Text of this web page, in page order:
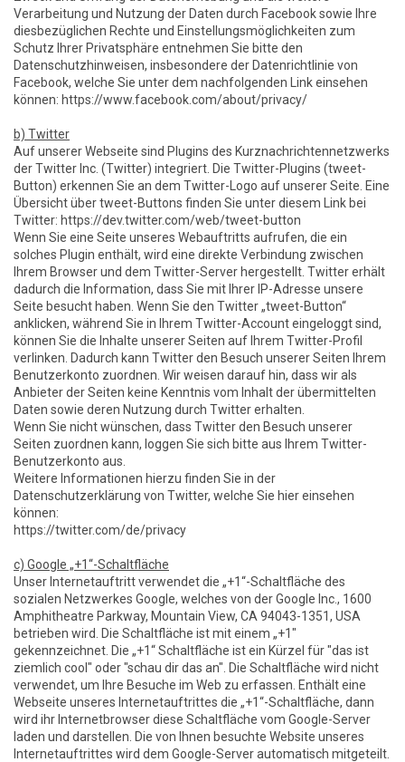
Verarbeitung und Nutzung der Daten durch Facebook sowie Ihre
diesbezüglichen Rechte und Einstellungsmöglichkeiten zum
Schutz Ihrer Privatsphäre entnehmen Sie bitte den
Datenschutzhinweisen, insbesondere der Datenrichtlinie von
Facebook, welche Sie unter dem nachfolgenden Link einsehen
können: https://www.facebook.com/about/privacy/
b) Twitter
Auf unserer Webseite sind Plugins des Kurznachrichtennetzwerks
der Twitter Inc. (Twitter) integriert. Die Twitter-Plugins (tweet-
Button) erkennen Sie an dem Twitter-Logo auf unserer Seite. Eine
Übersicht über tweet-Buttons finden Sie unter diesem Link bei
Twitter: https://dev.twitter.com/web/tweet-button
Wenn Sie eine Seite unseres Webauftritts aufrufen, die ein
solches Plugin enthält, wird eine direkte Verbindung zwischen
Ihrem Browser und dem Twitter-Server hergestellt. Twitter erhält
dadurch die Information, dass Sie mit Ihrer IP-Adresse unsere
Seite besucht haben. Wenn Sie den Twitter „tweet-Button“
anklicken, während Sie in Ihrem Twitter-Account eingeloggt sind,
können Sie die Inhalte unserer Seiten auf Ihrem Twitter-Profil
verlinken. Dadurch kann Twitter den Besuch unserer Seiten Ihrem
Benutzerkonto zuordnen. Wir weisen darauf hin, dass wir als
Anbieter der Seiten keine Kenntnis vom Inhalt der übermittelten
Daten sowie deren Nutzung durch Twitter erhalten.
Wenn Sie nicht wünschen, dass Twitter den Besuch unserer
Seiten zuordnen kann, loggen Sie sich bitte aus Ihrem Twitter-
Benutzerkonto aus.
Weitere Informationen hierzu finden Sie in der
Datenschutzerklärung von Twitter, welche Sie hier einsehen
können:
https://twitter.com/de/privacy
c) Google „+1“-Schaltfläche
Unser Internetauftritt verwendet die „+1“-Schaltfläche des
sozialen Netzwerkes Google, welches von der Google Inc., 1600
Amphitheatre Parkway, Mountain View, CA 94043-1351, USA
betrieben wird. Die Schaltfläche ist mit einem „+1"
gekennzeichnet. Die „+1“ Schaltfläche ist ein Kürzel für "das ist
ziemlich cool" oder "schau dir das an". Die Schaltfläche wird nicht
verwendet, um Ihre Besuche im Web zu erfassen. Enthält eine
Webseite unseres Internetauftrittes die „+1“-Schaltfläche, dann
wird ihr Internetbrowser diese Schaltfläche vom Google-Server
laden und darstellen. Die von Ihnen besuchte Website unseres
Internetauftrittes wird dem Google-Server automatisch mitgeteilt.